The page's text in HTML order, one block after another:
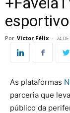
Por Victor Félix - 24 DE
As plataformas
parceria que
público da